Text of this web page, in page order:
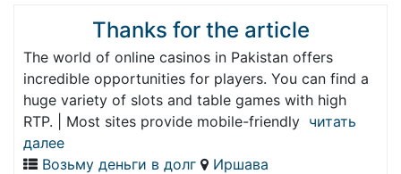
Thanks for the article
The world of online casinos in Pakistan offers
incredible opportunities for players. You can find a
huge variety of slots and table games with high
RTP. | Most sites provide mobile-friendly читать
далее
Возьму деньги в долг
Иршава